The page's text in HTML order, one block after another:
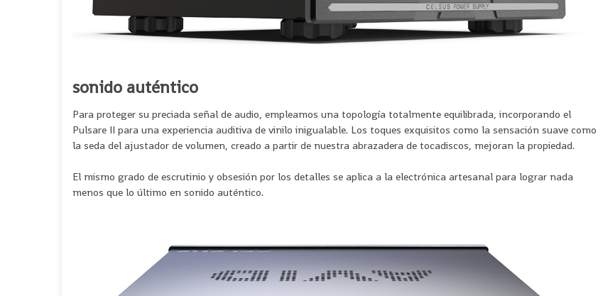
sonido auténtico
Para proteger su preciada señal de audio, empleamos una topología totalmente equilibrada, incorporando el
Pulsare II para una experiencia auditiva de vinilo inigualable. Los toques exquisitos como la sensación suave como
la seda del ajustador de volumen, creado a partir de nuestra abrazadera de tocadiscos, mejoran la propiedad.
El mismo grado de escrutinio y obsesión por los detalles se aplica a la electrónica artesanal para lograr nada
menos que lo último en sonido auténtico.